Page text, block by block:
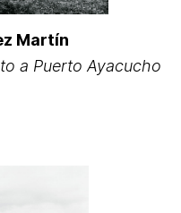
Martín
a Puerto Ayacucho